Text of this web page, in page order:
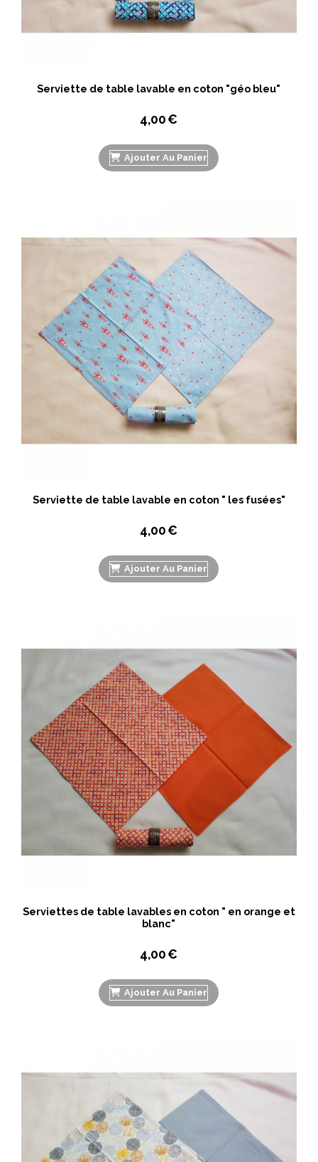
Serviette de table lavable en coton "géo bleu"
4,00€
Ajouter Au Panier
Serviette de table lavable en coton " les fusées"
4,00€
Ajouter Au Panier
Serviettes de table lavables en coton " en orange et
blanc"
4,00€
Ajouter Au Panier